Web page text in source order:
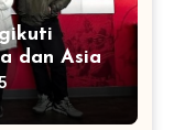
dan Asia